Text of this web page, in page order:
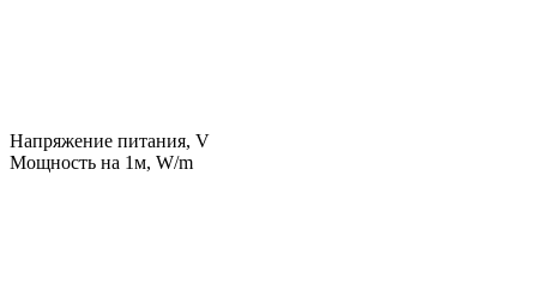
Напряжение питания, V
Мощность на 1м, W/m